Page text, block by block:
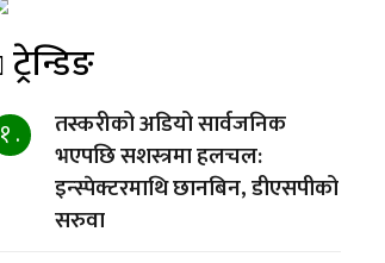
ट्रेन्डिङ
१ .
तस्करीको अडियो सार्वजनिक
भएपछि सशस्त्रमा हलचल:
इन्स्पेक्टरमाथि छानबिन, डीएसपीको
सरुवा